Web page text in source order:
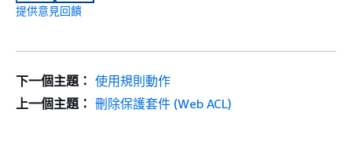
提供意見回饋
下一個主題： 使用規則動作
上一個主題： 刪除保護套件 (Web ACL)